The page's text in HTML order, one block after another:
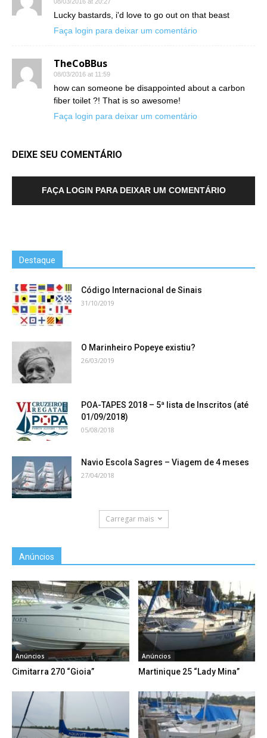
Lucky bastards, i'd love to go out on that beast
Faça login para deixar um comentário
TheCoBBus
08/03/2016 at 11:59
how can someone be disappointed about a carbon
fiber toilet ?! That is so awesome!
Faça login para deixar um comentário
DEIXE SEU COMENTÁRIO
FAÇA LOGIN PARA DEIXAR UM COMENTÁRIO
Destaque
Código Internacional de Sinais
31/10/2019
O Marinheiro Popeye existiu?
26/03/2019
POA-TAPES 2018 – 5ª lista de Inscritos (até
01/09/2018)
05/08/2018
Navio Escola Sagres – Viagem de 4 meses
27/04/2018
Carregar mais
Anúncios
Anúncios
Cimitarra 270 “Gioia”
Anúncios
Martinique 25 “Lady Mina”